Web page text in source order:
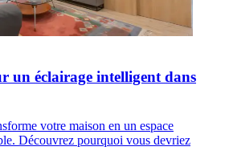
un éclairage intelligent dans
votre maison en un espace
Découvrez pourquoi vous devriez